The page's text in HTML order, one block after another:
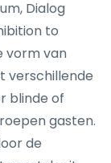
Dialog
to
vorm van
verschillende
blinde of
gasten.
de